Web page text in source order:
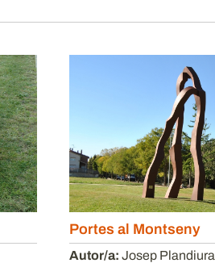
Portes al Montseny
Autor/a: Josep Plandiura